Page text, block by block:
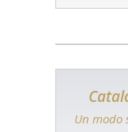
Un modo